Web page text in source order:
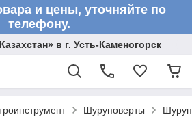
и цены, уточняйте по
телефону.
в г. Усть-Каменогорск
Шуруповерты